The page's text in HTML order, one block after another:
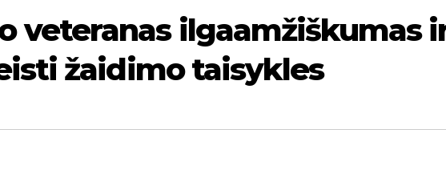
veteranas ilgaamžiškumas
žaidimo taisykles